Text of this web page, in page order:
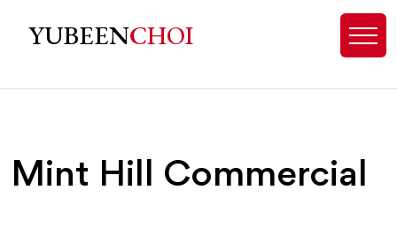
Mint Hill, NC Homes for Sale -
YUBEENCHOI
Mint Hill Commercial